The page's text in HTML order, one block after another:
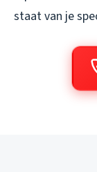
staat van je